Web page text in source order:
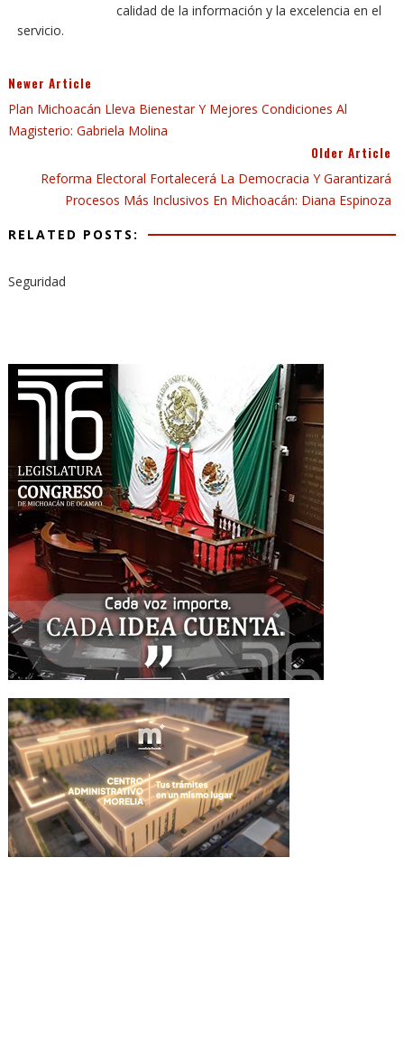
calidad de la información y la excelencia en el
servicio.
Newer Article
Plan Michoacán Lleva Bienestar Y Mejores Condiciones Al
Magisterio: Gabriela Molina
Older Article
Reforma Electoral Fortalecerá La Democracia Y Garantizará
Procesos Más Inclusivos En Michoacán: Diana Espinoza
RELATED POSTS:
Seguridad